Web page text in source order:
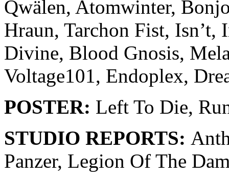
Qwälen, Atomwinter,
Hraun, Tarchon Fist, Isn’t,
Divine, Blood Gnosis,
Voltage101, Endoplex,
POSTER: Left To Die,
STUDIO REPORTS:
Panzer, Legion Of The